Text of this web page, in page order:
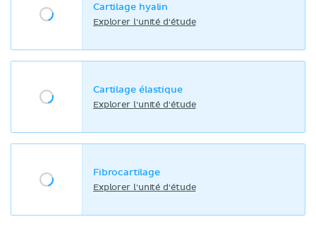
Cartilage hyalin
Explorer l'unité d'étude
Cartilage élastique
Explorer l'unité d'étude
Fibrocartilage
Explorer l'unité d'étude